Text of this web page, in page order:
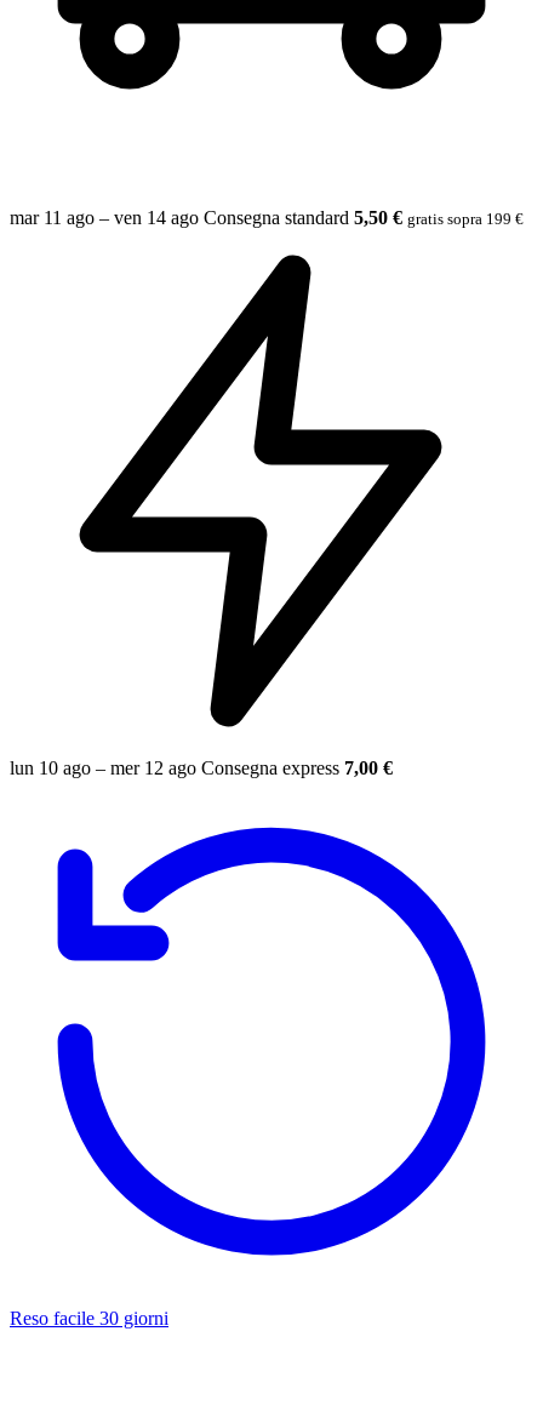
mar 11 ago – ven 14 ago Consegna standard 5,50 € gratis sopra 199 €
lun 10 ago – mer 12 ago Consegna express 7,00 €
Reso facile 30 giorni